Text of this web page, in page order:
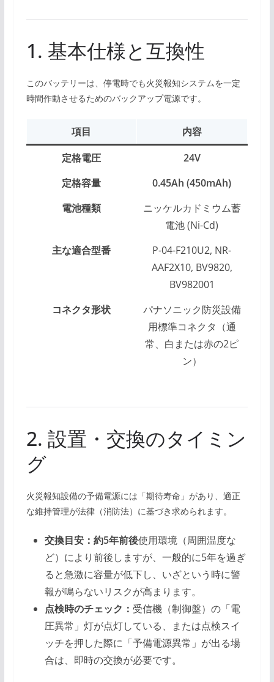
1. 基本仕様と互換性
このバッテリーは、停電時でも火災報知システムを一定
時間作動させるためのバックアップ電源です。
項目
内容
定格電圧
24V
定格容量
0.45Ah (450mAh)
電池種類
ニッケルカドミウム蓄
電池 (Ni-Cd)
主な適合型番
P-04-F210U2, NR-
AAF2X10, BV9820,
BV982001
コネクタ形状
パナソニック防災設備
用標準コネクタ（通
常、白または赤の2ピ
ン）
2. 設置・交換のタイミン
グ
火災報知設備の予備電源には「期待寿命」があり、適正
な維持管理が法律（消防法）に基づき求められます。
交換目安：約5年前後使用環境（周囲温度な
ど）により前後しますが、一般的に5年を過ぎ
ると急激に容量が低下し、いざという時に警
報が鳴らないリスクが高まります。
点検時のチェック： 受信機（制御盤）の「電
圧異常」灯が点灯している、または点検スイ
ッチを押した際に「予備電源異常」が出る場
合は、即時の交換が必要です。